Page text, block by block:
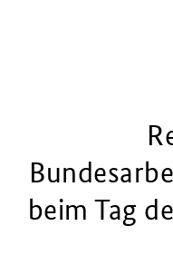
beim Tag